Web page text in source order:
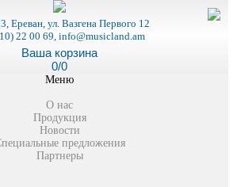
Ереван, ул. Вазгена Первого 12
22 00 69, info@musicland.am
Ваша корзина
0/0
Меню
О нас
Продукция
Новости
предложения
Партнеры